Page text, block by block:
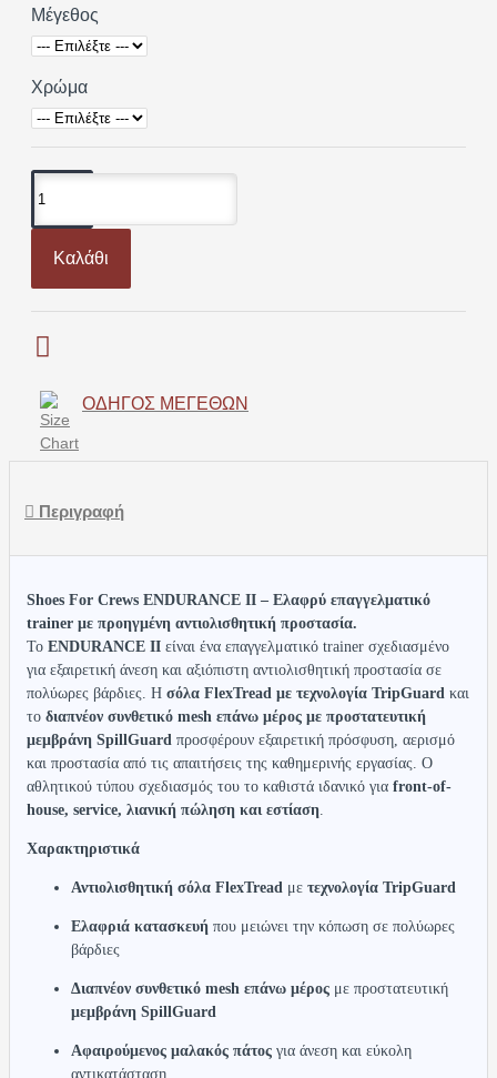
Μέγεθος
Χρώμα
Καλάθι
ΟΔΗΓΌΣ ΜΕΓΕΘΏΝ
Περιγραφή
Shoes For Crews ENDURANCE II – Ελαφρύ επαγγελματικό
trainer με προηγμένη αντιολισθητική προστασία.
Το ENDURANCE II είναι ένα επαγγελματικό trainer σχεδιασμένο
για εξαιρετική άνεση και αξιόπιστη αντιολισθητική προστασία σε
πολύωρες βάρδιες. Η σόλα FlexTread με τεχνολογία TripGuard και
το διαπνέον συνθετικό mesh επάνω μέρος με προστατευτική
μεμβράνη SpillGuard προσφέρουν εξαιρετική πρόσφυση, αερισμό
και προστασία από τις απαιτήσεις της καθημερινής εργασίας. Ο
αθλητικού τύπου σχεδιασμός του το καθιστά ιδανικό για front-of-
house, service, λιανική πώληση και εστίαση.
Χαρακτηριστικά
Αντιολισθητική σόλα FlexTread με τεχνολογία TripGuard
Ελαφριά κατασκευή που μειώνει την κόπωση σε πολύωρες
βάρδιες
Διαπνέον συνθετικό mesh επάνω μέρος με προστατευτική
μεμβράνη SpillGuard
Αφαιρούμενος μαλακός πάτος για άνεση και εύκολη
αντικατάσταση